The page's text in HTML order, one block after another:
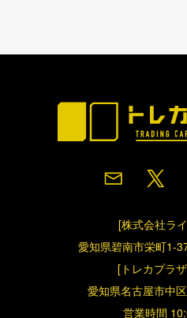
[株式会社ラ
愛知県碧南市栄町1-
[トレカプラ
愛知県名古屋市中
営業時間